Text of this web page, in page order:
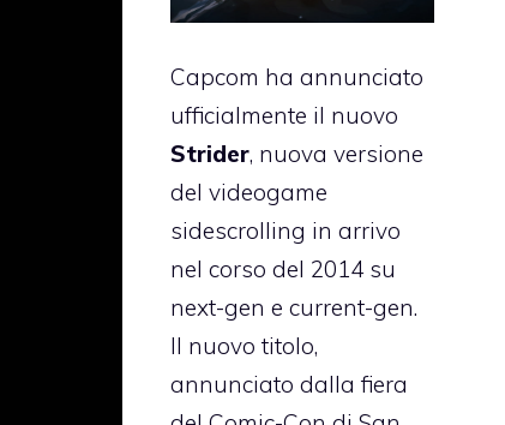
Capcom ha annunciato
ufficialmente il nuovo
Strider, nuova versione
del videogame
sidescrolling in arrivo
nel corso del 2014 su
next-gen e current-gen.
Il nuovo titolo,
annunciato dalla fiera